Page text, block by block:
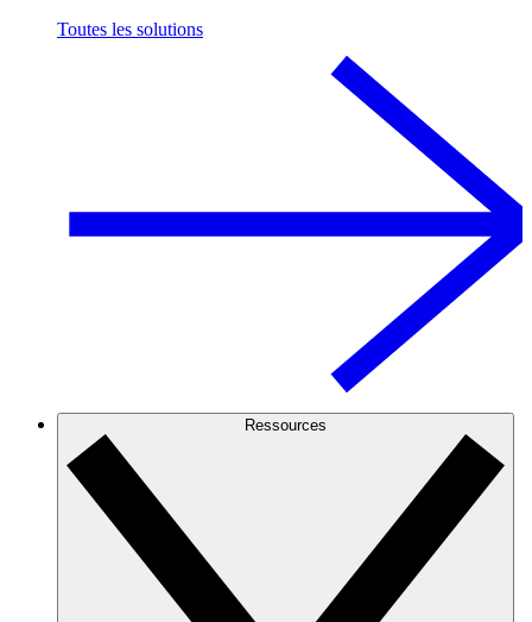
Toutes les solutions
Ressources